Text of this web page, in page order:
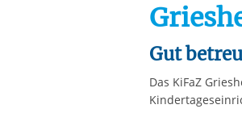
Gut
Das KiFaZ